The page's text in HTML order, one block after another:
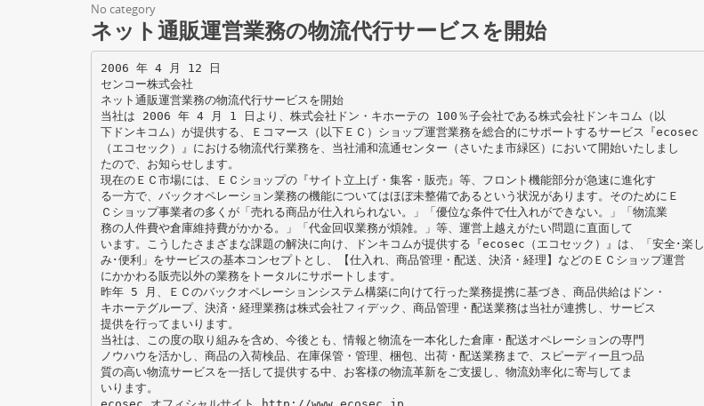
No category
ネット通販運営業務の物流代行サービスを開始
2006 年 4 月 12 日
センコー株式会社
ネット通販運営業務の物流代行サービスを開始
当社は 2006 年 4 月 1 日より、株式会社ドン・キホーテの 100％子会社である株式会社ドンキコム（以
下ドンキコム）が提供する、Ｅコマース（以下ＥＣ）ショップ運営業務を総合的にサポートするサービス『ecosec
（エコセック）』における物流代行業務を、当社浦和流通センター（さいたま市緑区）において開始いたしまし
たので、お知らせします。
現在のＥＣ市場には、ＥＣショップの『サイト立上げ・集客・販売』等、フロント機能部分が急速に進化す
る一方で、バックオペレーション業務の機能についてはほぼ未整備であるという状況があります。そのためにＥ
Ｃショップ事業者の多くが「売れる商品が仕入れられない。」「優位な条件で仕入れができない。」「物流業
務の人件費や倉庫維持費がかかる。」「代金回収業務が煩雑。」等、運営上越えがたい問題に直面して
います。こうしたさまざまな課題の解決に向け、ドンキコムが提供する『ecosec（エコセック）』は、「安全･楽し
み･便利」をサービスの基本コンセプトとし、【仕入れ、商品管理・配送、決済・経理】などのＥＣショップ運営
にかかわる販売以外の業務をトータルにサポートします。
昨年 5 月、ＥＣのバックオペレーションシステム構築に向けて行った業務提携に基づき、商品供給はドン・
キホーテグループ、決済・経理業務は株式会社フィデック、商品管理・配送業務は当社が連携し、サービス
提供を行ってまいります。
当社は、この度の取り組みを含め、今後とも、情報と物流を一本化した倉庫・配送オペレーションの専門
ノウハウを活かし、商品の入荷検品、在庫保管・管理、梱包、出荷・配送業務まで、スピーディー且つ品
質の高い物流サービスを一括して提供する中、お客様の物流革新をご支援し、物流効率化に寄与してま
いります。
ecosec オフィシャルサイト http://www.ecosec.jp